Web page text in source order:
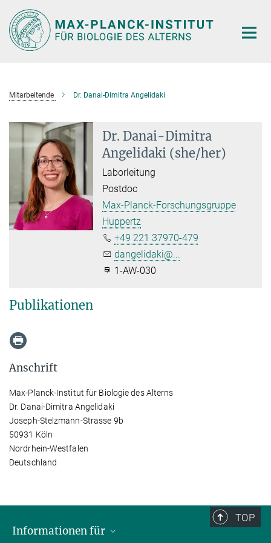
Hauptinhalt
Mitarbeitende Dr. Danai-Dimitra Angelidaki
Dr. Danai-Dimitra
Angelidaki (she/her)
Laborleitung
Postdoc
Max-Planck-Forschungsgruppe
Huppertz
+49 221 37970-479
dangelidaki@...
1-AW-030
Publikationen
Anschrift
Max-Planck-Institut für Biologie des Alterns
Dr. Danai-Dimitra Angelidaki
Joseph-Stelzmann-Strasse 9b
50931 Köln
Nordrhein-Westfalen
Deutschland
TOP
Informationen für